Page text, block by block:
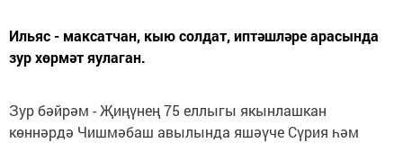
Ильяс - максатчан, кыю солдат, иптәшләре арасында
зур хөрмәт яулаган.
Зур бәйрәм - Җиңүнең 75 еллыгы якынлашкан
көннәрдә Чишмәбаш авылында яшәүче Сүрия һәм